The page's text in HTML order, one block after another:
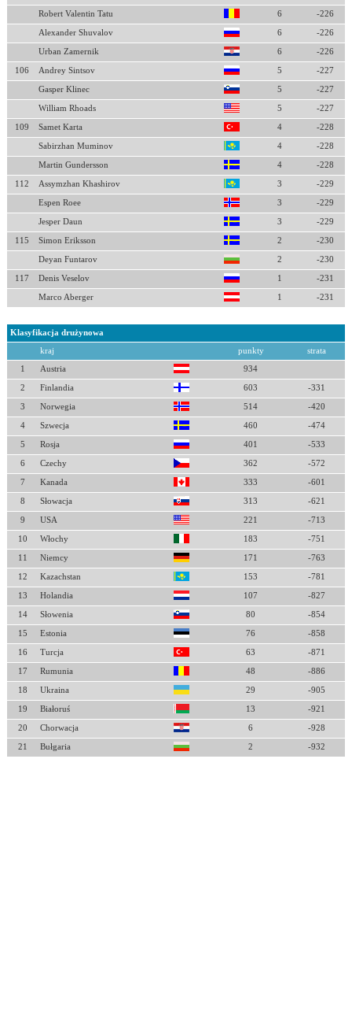
Robert Valentin Tatu 6 -226
Alexander Shuvalov 6 -226
Urban Zamernik 6 -226
106 Andrey Sintsov 5 -227
Gasper Klinec 5 -227
William Rhoads 5 -227
109 Samet Karta 4 -228
Sabirzhan Muminov 4 -228
Martin Gundersson 4 -228
112 Assymzhan Khashirov 3 -229
Espen Roee 3 -229
Jesper Daun 3 -229
115 Simon Eriksson 2 -230
Deyan Funtarov 2 -230
117 Denis Veselov 1 -231
Marco Aberger 1 -231
Klasyfikacja drużynowa
kraj punkty strata
1 Austria 934
2 Finlandia 603 -331
3 Norwegia 514 -420
4 Szwecja 460 -474
5 Rosja 401 -533
6 Czechy 362 -572
7 Kanada 333 -601
8 Słowacja 313 -621
9 USA 221 -713
10 Włochy 183 -751
11 Niemcy 171 -763
12 Kazachstan 153 -781
13 Holandia 107 -827
14 Słowenia 80 -854
15 Estonia 76 -858
16 Turcja 63 -871
17 Rumunia 48 -886
18 Ukraina 29 -905
19 Białoruś 13 -921
20 Chorwacja 6 -928
21 Bułgaria 2 -932